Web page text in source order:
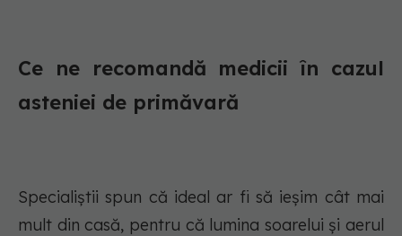
Ce ne recomandă medicii în cazul
asteniei de primăvară
Specialiștii spun că ideal ar fi să ieșim cât mai
mult din casă, pentru că lumina soarelui și aerul